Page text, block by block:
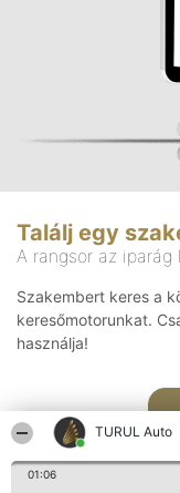
TURUL Auto
01:06
Találj egy
A rangsor az
Szakembert keres a
keresőmotorunkat.
használja!